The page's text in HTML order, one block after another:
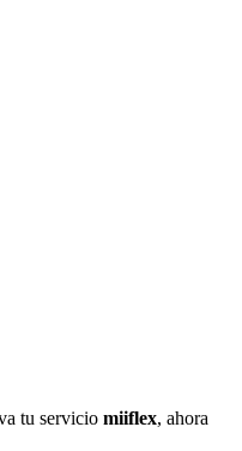
tu servicio miiflex, ahora